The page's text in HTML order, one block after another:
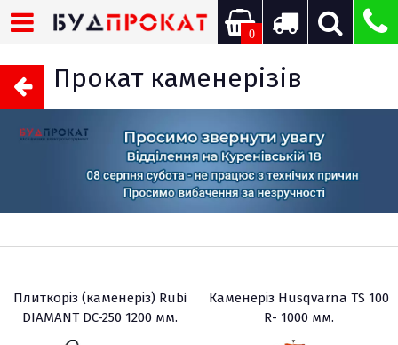
0
Прокат каменерізів
Плиткоріз (каменеріз) Rubi
DIAMANT DC-250 1200 мм.
Каменеріз Husqvarna TS 100
R- 1000 мм.